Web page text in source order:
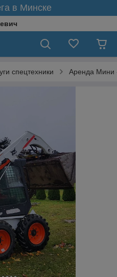
в Минске
спецтехники Аренда Мини